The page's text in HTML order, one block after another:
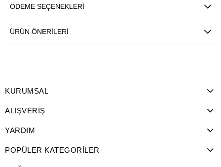
ÖDEME SEÇENEKLERI
ÜRÜN ÖNERILERI
KURUMSAL
ALIŞVERİŞ
YARDIM
POPÜLER KATEGORİLER